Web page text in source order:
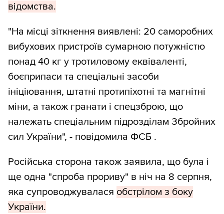
відомства.
"На місці зіткнення виявлені: 20 саморобних
вибухових пристроїв сумарною потужністю
понад 40 кг у тротиловому еквіваленті,
боєприпаси та спеціальні засоби
ініціювання, штатні протипіхотні та магнітні
міни, а також гранати і спецзброю, що
належать спеціальним підрозділам Збройних
сил України", - повідомила ФСБ .
Російська сторона також заявила, що була і
ще одна "спроба прориву" в ніч на 8 серпня,
яка супроводжувалася обстрілом з боку
України.